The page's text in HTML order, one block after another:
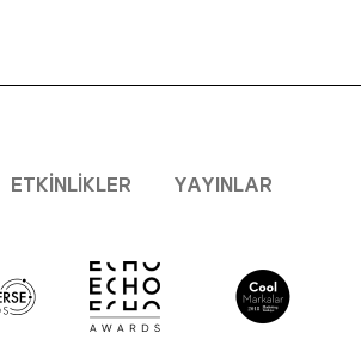
ETKINLIKLER YAYINLAR